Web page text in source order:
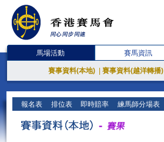
馬場活動 賽馬資訊
賽事資料(本地) 賽事資料(越洋轉播)
報名表 排位表 即時賠率 練馬師分場表